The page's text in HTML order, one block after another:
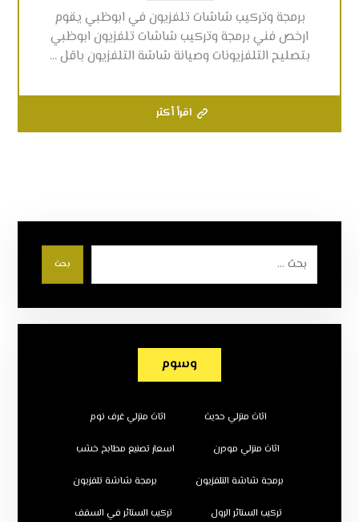
برمجة وتركيب شاشات تلفزيون في ابوظبي يقوم
ارخص فني برمجة وتركيب شاشات تلفزيون ابوظبي
بتصليح التلفزيونات وصيانة شاشة التلفزيون باقل ...
اقرأ أكثر
بحث
وسوم
اثاث منزلي حديث اثاث منزلي غرف نوم
اثاث منزلي مودرن اسعار تصنيع مطابخ خشب
برمجة شاشة التلفزيون برمجة شاشة تلفزيون
تركيب الستائر الرول تركيب الستائر في السقف